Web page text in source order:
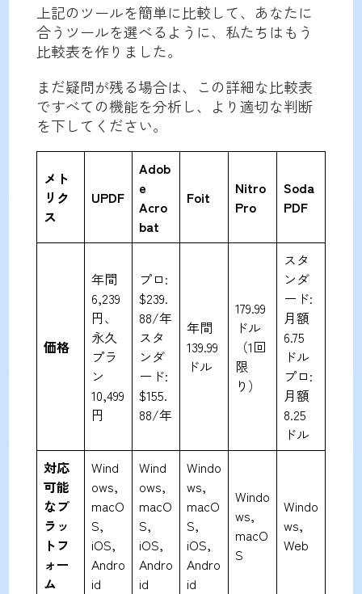
上記のツールを簡単に比較して、あなたに
合うツールを選べるように、私たちはもう
比較表を作りました。
まだ疑問が残る場合は、この詳細な比較表
ですべての機能を分析し、より適切な判断
を下してください。
メト
リク
ス
UPDF
Adob
e
Acro
bat
Foit
Nitro
Pro
Soda
PDF
価格
年間
6,239
円、
永久
プラ
ン
10,499
円
プロ:
$239.
88/年
スタ
ンダ
ード:
$155.
88/年
年間
139.99
ドル
179.99
ドル
（1回
限
り）
スタ
ンダ
ード:
月額
6.75
ドル
プロ:
月額
8.25
ドル
対応
可能
なプ
ラッ
トフ
ォー
ム
Wind
ows,
macO
S,
iOS,
Andro
id
Wind
ows,
macO
S,
iOS,
Andro
id
Windo
ws,
macO
S,
iOS,
Andro
id
Windo
ws,
macO
S
Windo
ws,
Web